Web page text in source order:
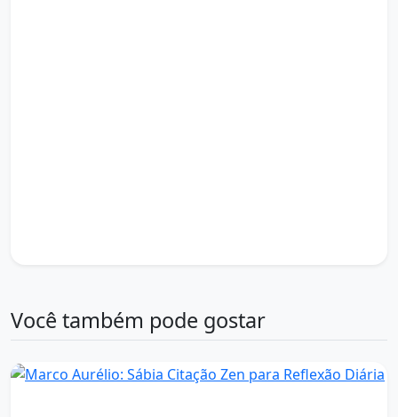
Você também pode gostar